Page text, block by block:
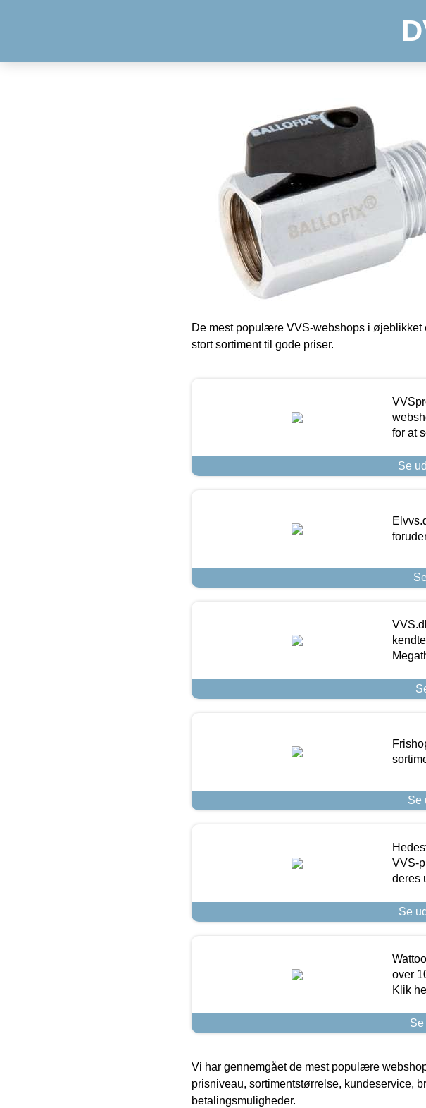
De mest populære VVS-webshops i øjeblikket
stort sortiment til gode priser.
for at
Se
Se
VVS-
deres
Se
over
Klik
Vi har gennemgået de mest populære
prisniveau, sortimentstørrelse, kundeservice,
betalingsmuligheder.